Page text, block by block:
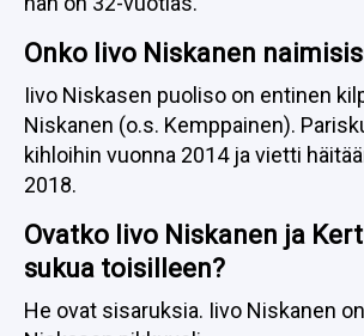
Onko Iivo Niskanen
Niskanen (o.s. Kemppainen).
kihloihin vuonna 2014 ja vietti
2018.
Ovatko Iivo Niskanen ja
sukua toisilleen?
Niskasenpikkuveli.